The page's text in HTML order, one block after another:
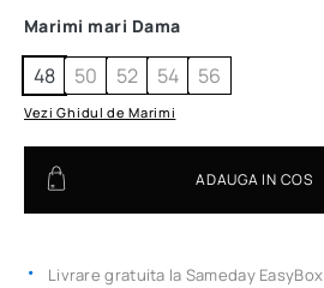
Marimi mari Dama
48 50 52 54 56
Vezi Ghidul de Marimi
ADAUGA IN COS
Livrare gratuita la Sameday EasyBox